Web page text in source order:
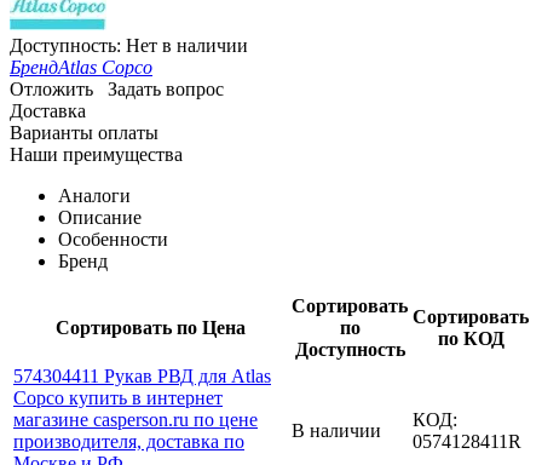
Доступность: Нет в наличии
БрендAtlas Copco
Отложить
Задать вопрос
Доставка
Варианты оплаты
Наши преимущества
Аналоги
Описание
Особенности
Бренд
Сортировать по Цена
Сортировать
по
Доступность
Сортировать
по КОД
В наличии
КОД:
0574128411R